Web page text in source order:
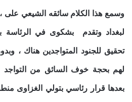
وسمع هذا الكلام سائقه الشيعي على
لبغداد وتقدم بشكوى في الرئاسة
تحقيق للجنود المتواجدين هناك ،
لهم بحجة خوف السائق من
بعدها قرار رئاسي بتولي الغزاوى